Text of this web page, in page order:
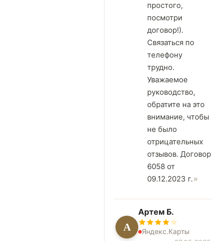
простого,
посмотри
договор!).
Связаться по
телефону
трудно.
Уважаемое
руководство,
обратите на это
внимание, чтобы
не было
отрицательных
отзывов. Договор
6058 от
09.12.2023 г.
А
Артем Б.
Яндекс.Карты